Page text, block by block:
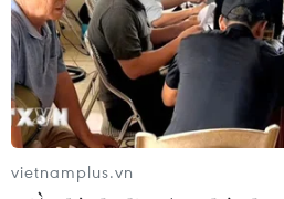
Sẽ ưu tiên tăng trưởng
những ngân hàng 'khỏe'
01/04/2019 06:25
vietnamplus.vn